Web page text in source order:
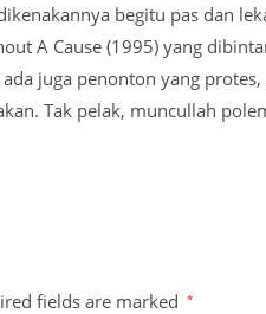
begitu pas dan
A Cause (1995) yang
juga penonton yang
Tak pelak, muncullah
fields are marked *